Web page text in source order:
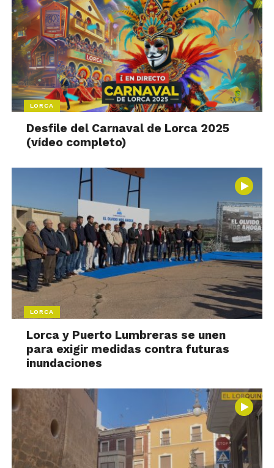
LORCA
Desfile del Carnaval de Lorca 2025
(vídeo completo)
LORCA
Lorca y Puerto Lumbreras se unen
para exigir medidas contra futuras
inundaciones